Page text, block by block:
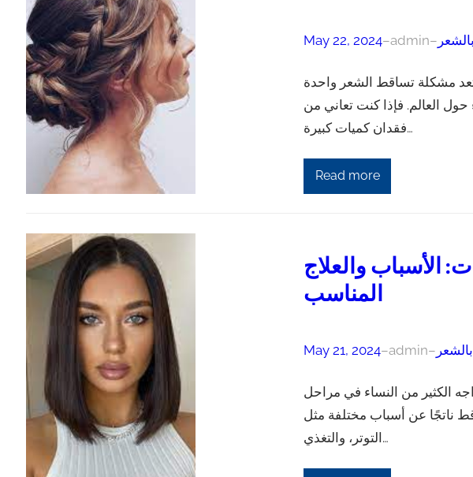
May 22, 2024–admin–
مشكلة تساقط الشعر واحدة
العالم. فإذا كنت تعاني من
فقدان كميات كبيرة…
Read more
الأسباب والعلاج
المناسب
May 21, 2024–admin–
الكثير من النساء في مراحل
ناتجًا عن أسباب مختلفة مثل
التوتر، والتغذي…